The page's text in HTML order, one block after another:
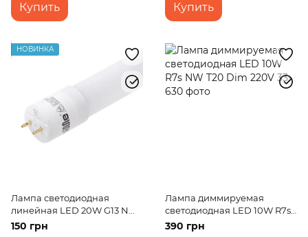
Купить Купить
НОВИНКА
Лампа светодиодная
линейная LED 20W G13 NW
Т8 "Ly" 220V
150 грн
Лампа диммируемая
светодиодная LED 10W R7s
NW T20 Dim 220V
390 грн